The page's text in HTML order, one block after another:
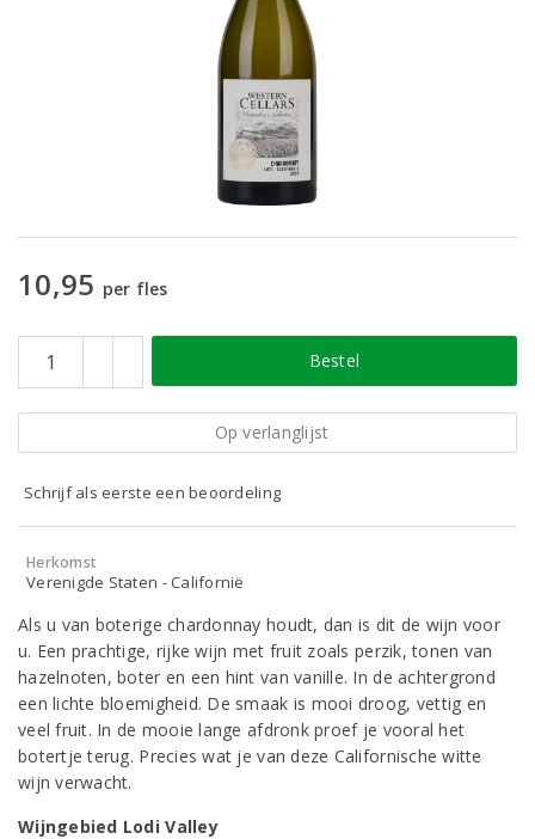
10,95 per fles
Bestel
Op verlanglijst
Schrijf als eerste een beoordeling
Herkomst
Verenigde Staten - Californië
Als u van boterige chardonnay houdt, dan is dit de wijn voor
u. Een prachtige, rijke wijn met fruit zoals perzik, tonen van
hazelnoten, boter en een hint van vanille. In de achtergrond
een lichte bloemigheid. De smaak is mooi droog, vettig en
veel fruit. In de mooie lange afdronk proef je vooral het
botertje terug. Precies wat je van deze Californische witte
wijn verwacht.
Wijngebied Lodi Valley